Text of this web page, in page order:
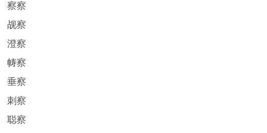
察察
觇察
澄察
帱察
垂察
刺察
聪察